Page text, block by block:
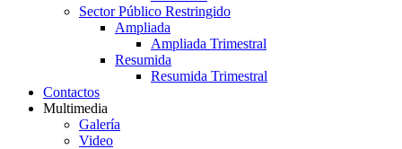
Sector Público Restringido
Ampliada
Ampliada Trimestral
Resumida
Resumida Trimestral
Contactos
Multimedia
Galería
Video